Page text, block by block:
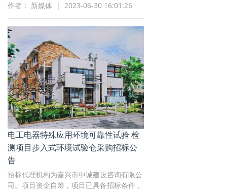
电有限公司
作者： 新媒体 | 2023-06-30 16:01:26
电工电器特殊应用环境可靠性试验 检
测项目步入式环境试验仓采购招标公
告
招标代理机构为嘉兴市中诚建设咨询有限公
司。项目资金自筹，项目已具备招标条件，